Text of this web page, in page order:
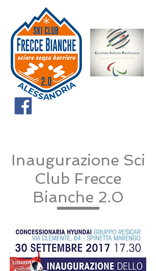
Inaugurazione Sci
Club Frecce
Bianche 2.0